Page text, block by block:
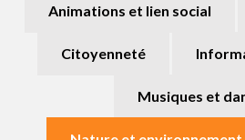
Animations et lien social
Citoyenneté
Musiques et